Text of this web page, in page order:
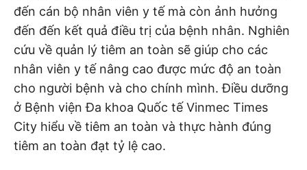
đến cán bộ nhân viên y tế mà còn ảnh hưởng
đến đến kết quả điều trị của bệnh nhân. Nghiên
cứu về quản lý tiêm an toàn sẽ giúp cho các
nhân viên y tế nâng cao được mức độ an toàn
cho người bệnh và cho chính mình. Điều dưỡng
ở Bệnh viện Đa khoa Quốc tế Vinmec Times
City hiểu về tiêm an toàn và thực hành đúng
tiêm an toàn đạt tỷ lệ cao.